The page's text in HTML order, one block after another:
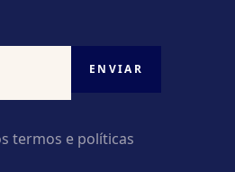
termos e políticas